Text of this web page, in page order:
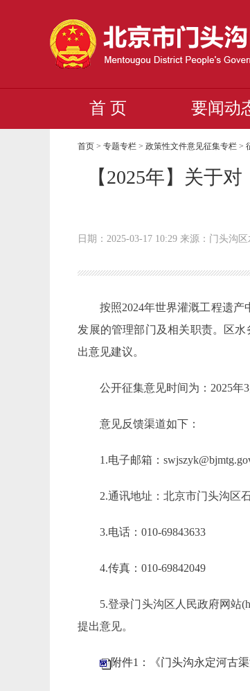
首 页 要闻动
首页 >专题专栏 >政策性文件意见征集专栏 >
【2025年】关于
日期：2025-03-17 10:29 来源：门头沟
按照2024年世界灌溉工程遗
发展的管理部门及相关职责。区水
出意见建议。
公开征集意见时间为： 2025年3
意见反馈渠道如下：
1.电子邮箱：swjszyk@
2.通讯地址：北京市门头沟区
3.电话：010-69843633
4.传真：010-69842049
5.登录门头沟区人民政府网站
提出意见。
附件1：《门头沟永定河古